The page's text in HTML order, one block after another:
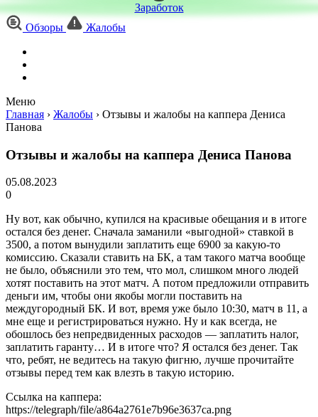
Заработок
Обзоры
Жалобы
Меню
Главная › Жалобы › Отзывы и жалобы на каппера Дениса
Панова
Отзывы и жалобы на каппера Дениса Панова
05.08.2023
0
Ну вот, как обычно, купился на красивые обещания и в итоге
остался без денег. Сначала заманили «выгодной» ставкой в
3500, а потом вынудили заплатить еще 6900 за какую-то
комиссию. Сказали ставить на БК, а там такого матча вообще
не было, объяснили это тем, что мол, слишком много людей
хотят поставить на этот матч. А потом предложили отправить
деньги им, чтобы они якобы могли поставить на
междугородный БК. И вот, время уже было 10:30, матч в 11, а
мне еще и регистрироваться нужно. Ну и как всегда, не
обошлось без непредвиденных расходов — заплатить налог,
заплатить гаранту… И в итоге что? Я остался без денег. Так
что, ребят, не ведитесь на такую фигню, лучше прочитайте
отзывы перед тем как влезть в такую историю.
Ссылка на каппера:
https://telegraph/file/a864a2761e7b96e3637ca.png